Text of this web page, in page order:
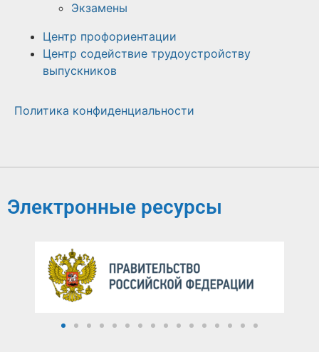
Экзамены
Центр профориентации
Центр содействие трудоустройству
выпускников
Политика конфиденциальности
Электронные ресурсы